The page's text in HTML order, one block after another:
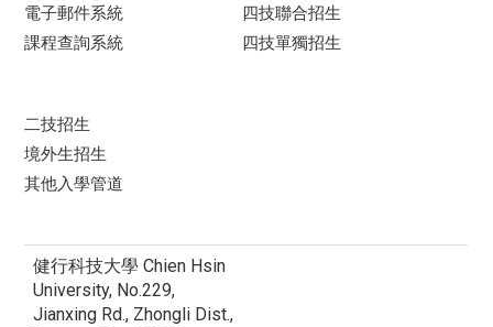
電子郵件系統
課程查詢系統
四技聯合招生
四技單獨招生
二技招生
境外生招生
其他入學管道
健行科技大學 Chien Hsin
University, No.229,
Jianxing Rd., Zhongli Dist.,